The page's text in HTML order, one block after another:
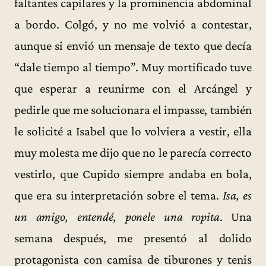
faltantes capilares y la prominencia abdominal
a bordo. Colgó, y no me volvió a contestar,
aunque si envió un mensaje de texto que decía
“dale tiempo al tiempo”. Muy mortificado tuve
que esperar a reunirme con el Arcángel y
pedirle que me solucionara el impasse, también
le solicité a Isabel que lo volviera a vestir, ella
muy molesta me dijo que no le parecía correcto
vestirlo, que Cupido siempre andaba en bola,
que era su interpretación sobre el tema.Isa, es
un amigo, entendé, ponele una ropita. Una
semana después, me presentó al dolido
protagonista con camisa de tiburones y tenis